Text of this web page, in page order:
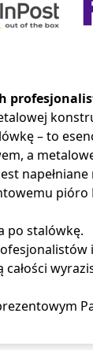
– to
a
po stalówkę.